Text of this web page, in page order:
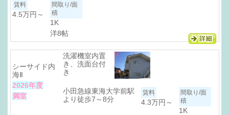
4.5万円 ～
1K
洋8帖
シーサイド内
海Ⅱ
2026年度
満室
洗濯機室内置
き、洗面台付
き
小田急線東海大学前駅
より徒歩7～8分
4.3万円 ～
1K